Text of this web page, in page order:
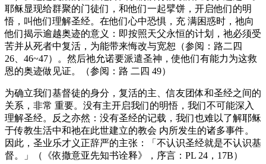
耶稣显现给群聚的门徒们，和他们一起擘饼，开启他们的明
悟，叫他们理解圣经。在他们心中恐惧，充 满困惑时，祂向
他们揭示逾越奥迹的意义：即按照天父永恒的计划，祂必须受
苦并从死者中复活，为能带来悔改与宽恕（参阅：路二四
26、46~47）。然后祂允诺要派遣圣神，使他们有能力为这救
恩的奥迹做见证。（参阅：路 二四 49）
为确立我们基督徒的身分，复活的主、信友团体和圣经之间的
关系，非常 重要。没有主开启我们的明悟，我们不可能深入
理解圣经。反之亦然：没有圣经的记载，我们也难以了解耶稣
于传教生活中和祂在此世建立的教会 内所发生的诸多事件。
因此，圣业乐才义正辞严的主张：「不认识圣经就是不认识基
督。」（《依撒意亚先知书诠释》，序言：PL 24，17B）